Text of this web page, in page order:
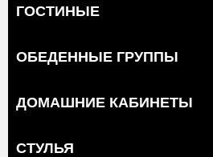
ГОСТИНЫЕ
ОБЕДЕННЫЕ ГРУППЫ
ДОМАШНИЕ КАБИНЕТЫ
СТУЛЬЯ